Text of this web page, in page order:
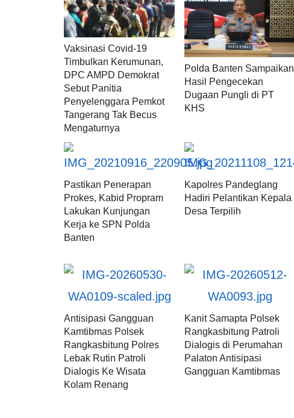
Vaksinasi Covid-19
Timbulkan Kerumunan,
DPC AMPD Demokrat
Sebut Panitia
Penyelenggara Pemkot
Tangerang Tak Becus
Mengaturnya
Polda Banten Sampaikan
Hasil Pengecekan
Dugaan Pungli di PT
KHS
Pastikan Penerapan
Prokes, Kabid Propram
Lakukan Kunjungan
Kerja ke SPN Polda
Banten
Kapolres Pandeglang
Hadiri Pelantikan Kepala
Desa Terpilih
Antisipasi Gangguan
Kamtibmas Polsek
Rangkasbitung Polres
Lebak Rutin Patroli
Dialogis Ke Wisata
Kolam Renang
Kanit Samapta Polsek
Rangkasbitung Patroli
Dialogis di Perumahan
Palaton Antisipasi
Gangguan Kamtibmas